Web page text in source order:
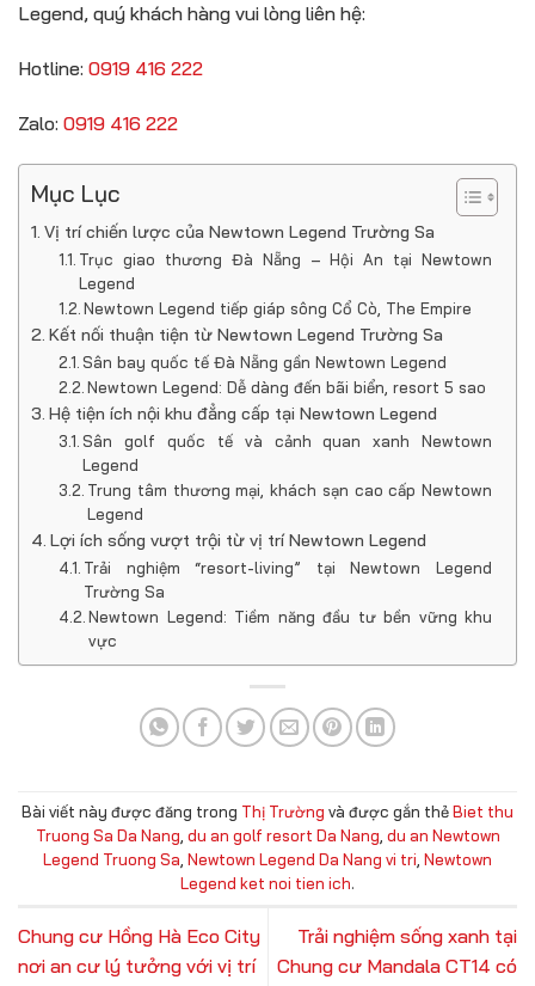
Legend, quý khách hàng vui lòng liên hệ:
Hotline: 0919 416 222
Zalo: 0919 416 222
Mục Lục
Vị trí chiến lược của Newtown Legend Trường Sa
Trục giao thương Đà Nẵng – Hội An tại Newtown
Legend
Newtown Legend tiếp giáp sông Cổ Cò, The Empire
Kết nối thuận tiện từ Newtown Legend Trường Sa
Sân bay quốc tế Đà Nẵng gần Newtown Legend
Newtown Legend: Dễ dàng đến bãi biển, resort 5 sao
Hệ tiện ích nội khu đẳng cấp tại Newtown Legend
Sân golf quốc tế và cảnh quan xanh Newtown
Legend
Trung tâm thương mại, khách sạn cao cấp Newtown
Legend
Lợi ích sống vượt trội từ vị trí Newtown Legend
Trải nghiệm “resort-living” tại Newtown Legend
Trường Sa
Newtown Legend: Tiềm năng đầu tư bền vững khu
vực
Bài viết này được đăng trong Thị Trường và được gắn thẻBiet thu
Truong Sa Da Nang du an golf resort Da Nang du an Newtown
Legend Truong Sa Newtown Legend Da Nang vi tri Newtown
Legend ket noi tien ich.
Chung cư Hồng Hà Eco City
nơi an cư lý tưởng với vị trí
Trải nghiệm sống xanh tại
Chung cư Mandala CT14 có